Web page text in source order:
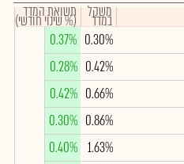
משקל
במדד תשואת המדד
(% שינוי חודשי)
0.30%
0.37%
0.42%
0.28%
0.66%
0.42%
0.86%
0.30%
1.63%
0.40%